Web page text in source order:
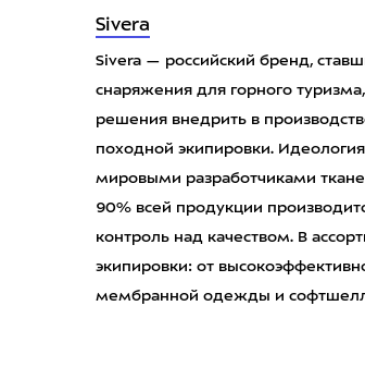
Sivera
Sivera — российский бренд,
снаряжения для горного
решения внедрить в
походной экипировки.
мировыми разработчиками
90% всей продукции
контроль над качеством. В
экипировки: от
мембранной одежды и